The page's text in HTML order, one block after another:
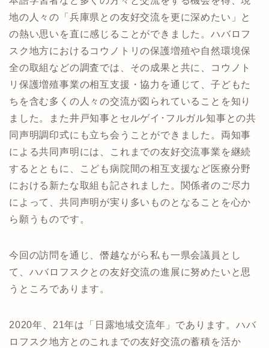
地の人々の「兵庫県との友好交流を更に深めたい」と
の熱い思いを直に感じることができました。ハバロフ
スク地方におけるコウノトリの保護増殖や自然環境保
全の取組などの調査では、その成果と共に、コウノト
リ保護増殖事業の相互支援・協力を通じて、子どもた
ちを含む多くの人々の交流が図られていることを知り
ました。また井戸知事とセルゲイ･フルガル知事との共
同声明調印式にも立ち会うことができました。両知事
による共同声明には、これまでの友好交流事業を継続
するとともに、こども病院間の相互支援など医療分野
における新たな取組も記されました。関係者のご尽力
によって、共同声明が実り多いものとなることを心か
ら願うものです。
今回の訪問を通じ、僭越ながら私も一県会議員とし
て、ハバロフスクとの友好交流の進展に努めたいと思
うところであります。
2020年、21年は「日露地域交流年」であります。ハバ
ロフスク地方とのこれまでの友好交流の蓄積を活か